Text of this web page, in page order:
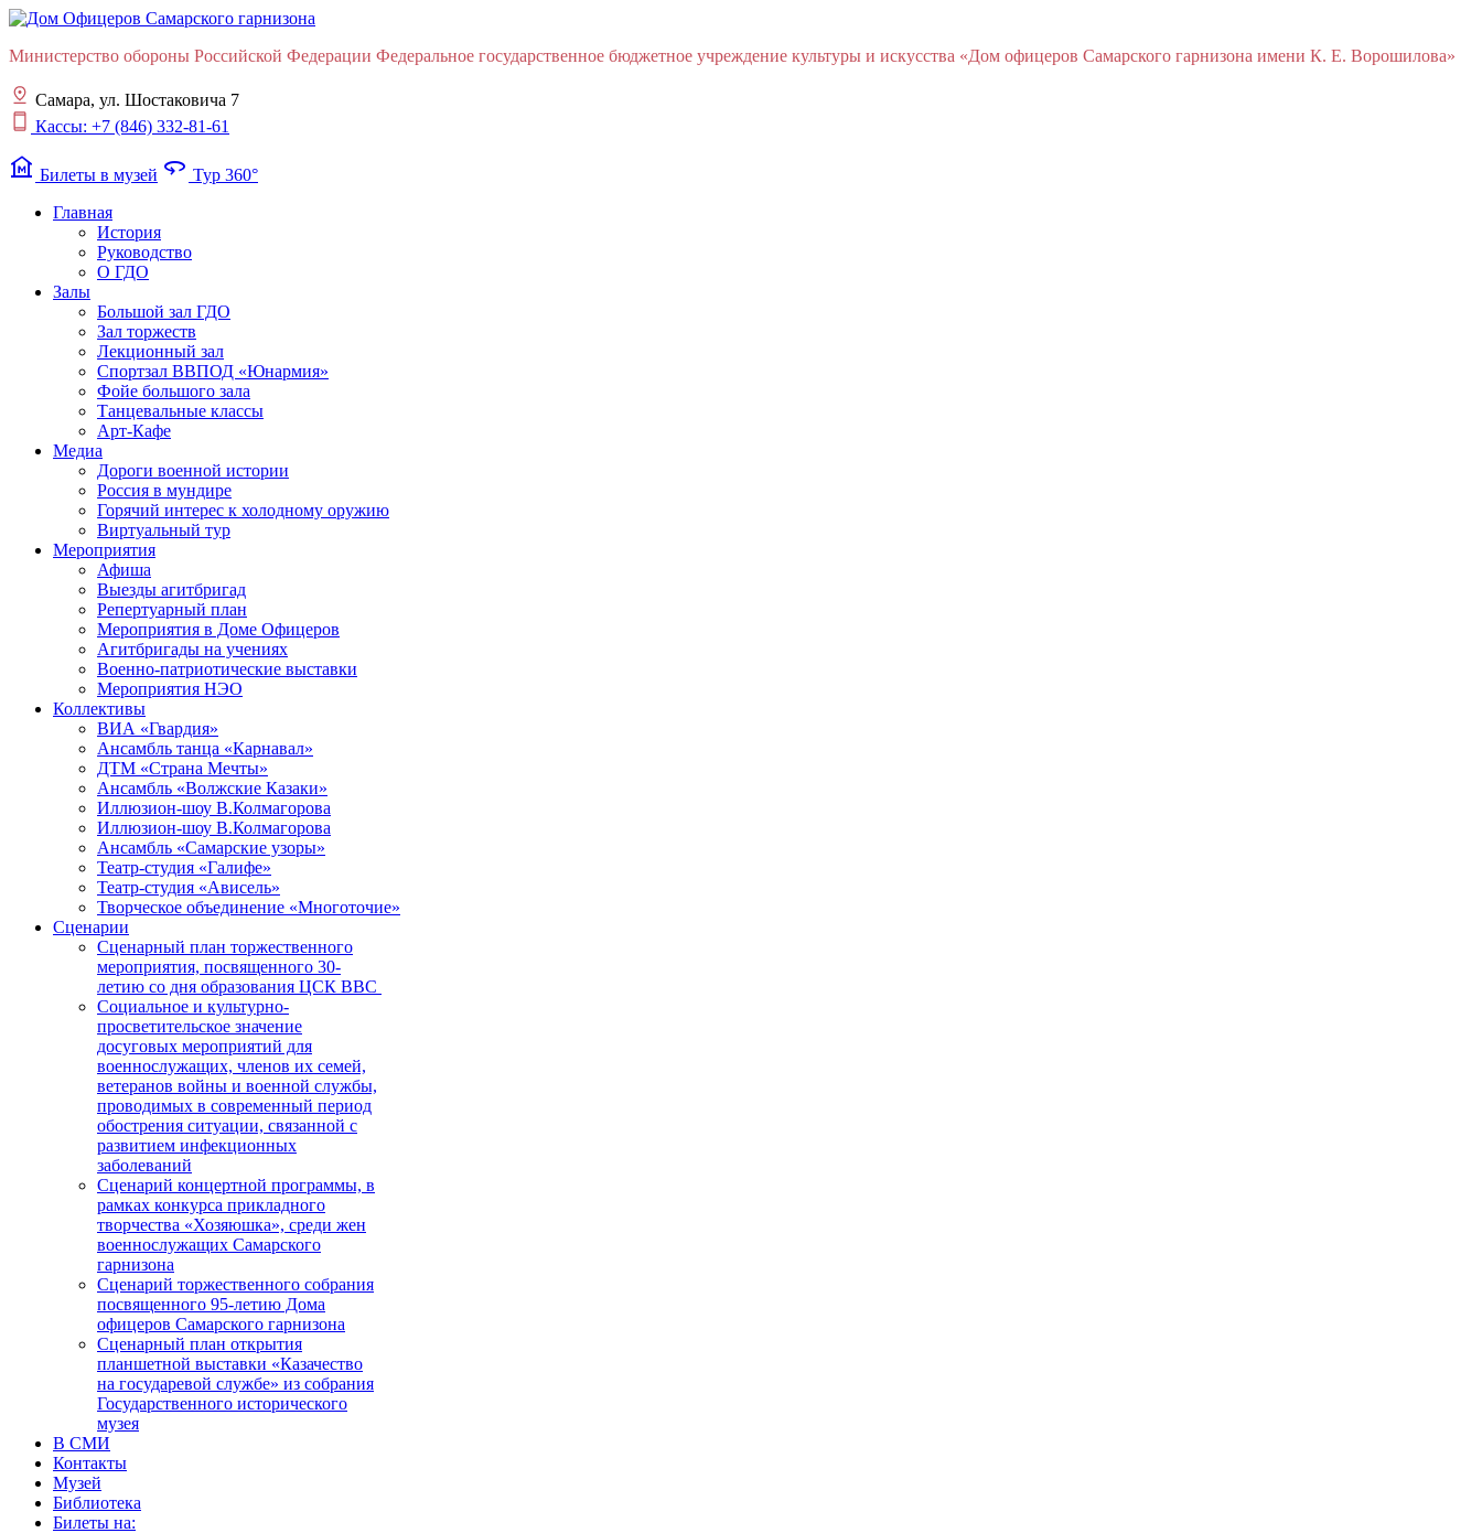
Министерство обороны Российской Федерации Федеральное государственное бюджетное учреждение культуры и искусства «Дом офицеров Cамарского гарнизона имени К. Е. Ворошилова»
Самара, ул. Шостаковича 7
Кассы: +7 (846) 332-81-61
museum Билеты в музей 360 Тур 360°
Главная
История
Руководство
О ГДО
Залы
Большой зал ГДО
Зал торжеств
Лекционный зал
Cпортзал ВВПОД «Юнармия»
Фойе большого зала
Танцевальные классы
Арт-Кафе
Медиа
Дороги военной истории
Россия в мундире
Горячий интерес к холодному оружию
Виртуальный тур
Мероприятия
Афиша
Выезды агитбригад
Репертуарный план
Мероприятия в Доме Офицеров
Агитбригады на учениях
Военно-патриотические выставки
Мероприятия НЭО
Коллективы
ВИА «Гвардия»
Ансамбль танца «Карнавал»
ДТМ «Страна Мечты»
Ансамбль «Волжские Казаки»
Иллюзион-шоу В.Колмагорова
Иллюзион-шоу В.Колмагорова
Ансамбль «Самарские узоры»
Театр-студия «Галифе»
Театр-студия «Ависель»
Творческое объединение «Многоточие»
Сценарии
Сценарный план торжественного
мероприятия, посвященного 30-
летию со дня образования ЦСК ВВС
Социальное и культурно-
просветительское значение
досуговых мероприятий для
военнослужащих, членов их семей,
ветеранов войны и военной службы,
проводимых в современный период
обострения ситуации, связанной с
развитием инфекционных
заболеваний
Сценарий концертной программы, в
рамках конкурса прикладного
творчества «Хозяюшка», среди жен
военнослужащих Самарского
гарнизона
Сценарий торжественного собрания
посвященного 95-летию Дома
офицеров Самарского гарнизона
Сценарный план открытия
планшетной выставки «Казачество
на государевой службе» из собрания
Государственного исторического
музея
В СМИ
Контакты
Музей
Библиотека
Билеты на: